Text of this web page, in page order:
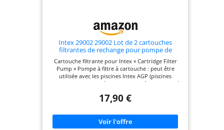
Intex 29002 29002 Lot de 2 cartouches
filtrantes de rechange pour pompe de
piscine Transparent
Cartouche filtrante pour Intex « Cartridge Filter
Pump » Pompe à filtre à cartouche : peut être
utilisée avec les piscines Intex AGP (piscines
domestiques) jusqu'à 22 700 l. Peut être connecté
pompe : 3 785 l/heure (60 Hz), 2 839 l/heure (50 Hz)
17,90 €